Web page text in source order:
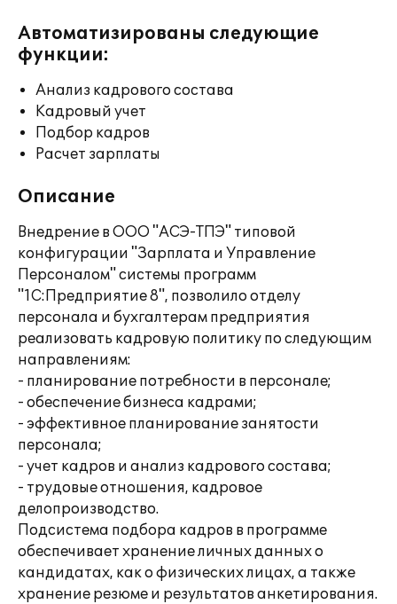
Автоматизированы следующие
функции:
Анализ кадрового состава
Кадровый учет
Подбор кадров
Расчет зарплаты
Описание
Внедрение в ООО "АСЭ-ТПЭ" типовой
конфигурации "Зарплата и Управление
Персоналом" системы программ
"1С:Предприятие 8", позволило отделу
персонала и бухгалтерам предприятия
реализовать кадровую политику по следующим
направлениям:
- планирование потребности в персонале;
- обеспечение бизнеса кадрами;
- эффективное планирование занятости
персонала;
- учет кадров и анализ кадрового состава;
- трудовые отношения, кадровое
делопроизводство.
Подсистема подбора кадров в программе
обеспечивает хранение личных данных о
кандидатах, как о физических лицах, а также
хранение резюме и результатов анкетирования.